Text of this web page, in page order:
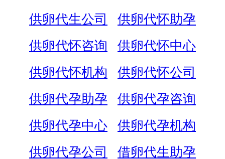
供卵代生公司
供卵代怀助孕
供卵代怀咨询
供卵代怀中心
供卵代怀机构
供卵代怀公司
供卵代孕助孕
供卵代孕咨询
供卵代孕中心
供卵代孕机构
供卵代孕公司
借卵代生助孕